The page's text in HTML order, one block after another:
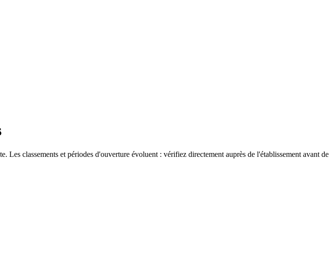
Les classements et périodes d'ouverture évoluent : vérifiez directement auprès de l'établissement avant de